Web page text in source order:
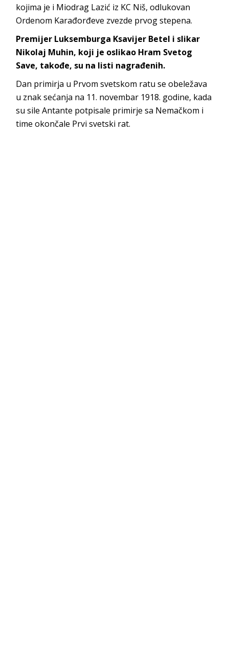
kojima je i Miodrag Lazić iz KC Niš, odlukovan
Ordenom Karađorđeve zvezde prvog stepena.
Premijer Luksemburga Ksavijer Betel i slikar
Nikolaj Muhin, koji je oslikao Hram Svetog
Save, takođe, su na listi nagrađenih.
Dan primirja u Prvom svetskom ratu se obeležava
u znak sećanja na 11. novembar 1918. godine, kada
su sile Antante potpisale primirje sa Nemačkom i
time okončale Prvi svetski rat.